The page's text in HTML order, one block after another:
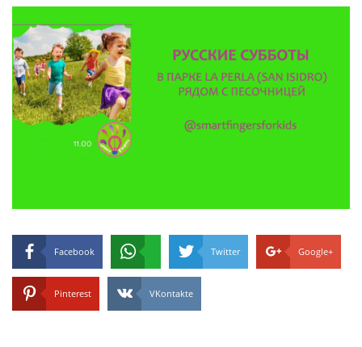
Facebook Twitter Google+
Pinterest VKontakte